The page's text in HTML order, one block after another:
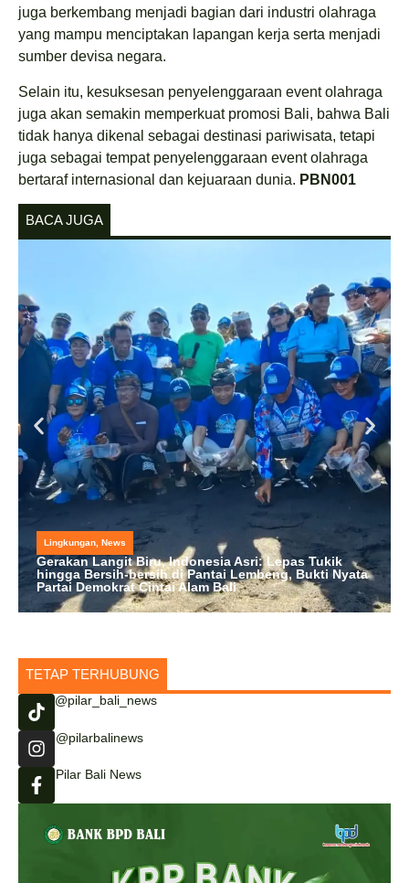
juga berkembang menjadi bagian dari industri olahraga
yang mampu menciptakan lapangan kerja serta menjadi
sumber devisa negara.
Selain itu, kesuksesan penyelenggaraan event olahraga
juga akan semakin memperkuat promosi Bali, bahwa Bali
tidak hanya dikenal sebagai destinasi pariwisata, tetapi
juga sebagai tempat penyelenggaraan event olahraga
bertaraf internasional dan kejuaraan dunia. PBN001
BACA JUGA
Lingkungan News
Gerakan Langit Biru, Indonesia Asri: Lepas Tukik
hingga Bersih-bersih di Pantai Lembeng, Bukti Nyata
Partai Demokrat Cintai Alam Bali
TETAP TERHUBUNG
@pilar_bali_news
@pilarbalinews
Pilar Bali News